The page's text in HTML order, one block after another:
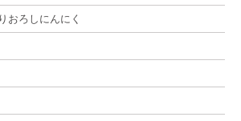
おろしにんにく